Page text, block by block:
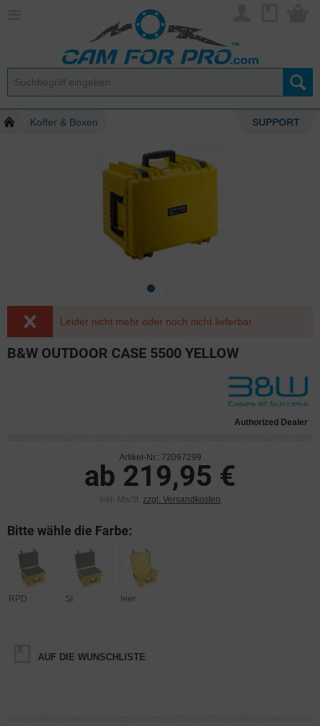
Koffer & Boxen SUPPORT
Leider nicht mehr oder noch nicht lieferbar.
B&W OUTDOOR CASE 5500 YELLOW
Authorized Dealer
Artikel-Nr.: 72097299
ab 219,95 €
inkl. MwSt. zzgl. Versandkosten
Bitte wähle die Farbe:
RPD SI leer
AUF DIE WUNSCHLISTE